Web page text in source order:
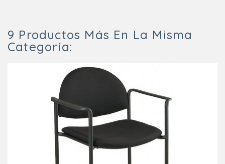
9 Productos Más En La Misma
Categoría: